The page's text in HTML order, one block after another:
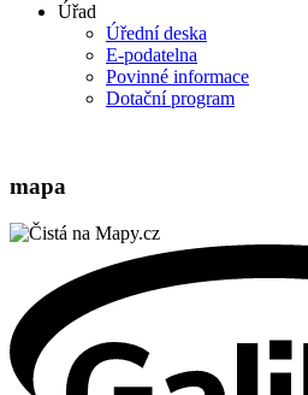
Úřad
Úřední deska
E-podatelna
Povinné informace
Dotační program
mapa